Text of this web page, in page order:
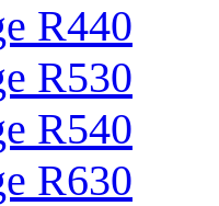
R440
R530
R540
R630